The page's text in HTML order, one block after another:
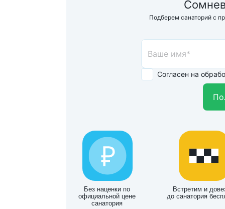
Подберем санаторий с
Согласен на
Без наценки по
официальной цене
санатория
Встретим и
до санатория